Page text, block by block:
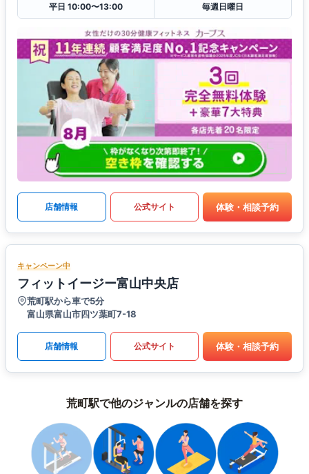
平日 10:00〜13:00
毎週日曜日
店舗情報 公式サイト 体験・相談予約
キャンペーン中
フィットイージー富山中央店
荒町駅から車で5分
富山県富山市四ツ葉町7-18
店舗情報 公式サイト 体験・相談予約
荒町駅で他のジャンルの店舗を探す